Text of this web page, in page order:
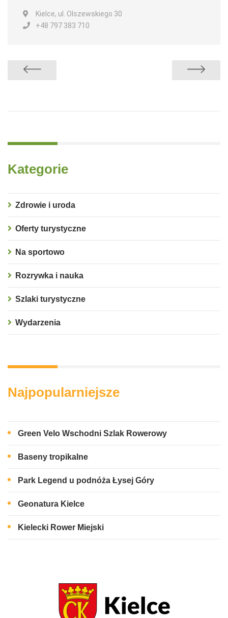
Kielce, ul. Olszewskiego 30
+48 797 383 710
Kategorie
Zdrowie i uroda
Oferty turystyczne
Na sportowo
Rozrywka i nauka
Szlaki turystyczne
Wydarzenia
Najpopularniejsze
Green Velo Wschodni Szlak Rowerowy
Baseny tropikalne
Park Legend u podnóża Łysej Góry
Geonatura Kielce
Kielecki Rower Miejski